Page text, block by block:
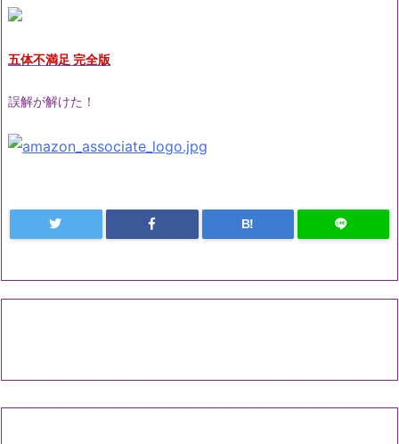
五体不満足 完全版
誤解が解けた！
B!